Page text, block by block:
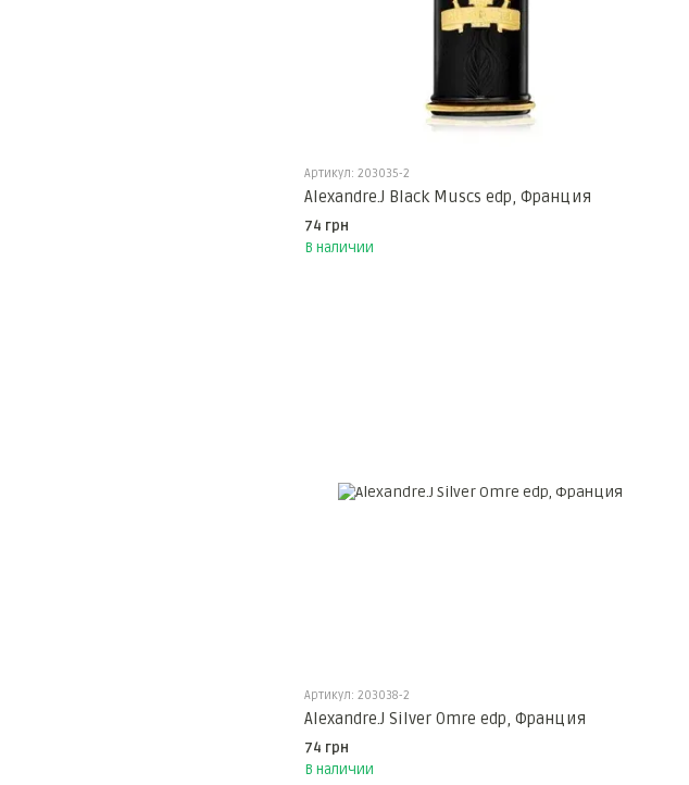
Артикул: 203035-2
Alexandre.J Black Muscs edp, Франция
74 грн
В наличии
Артикул: 203038-2
Alexandre.J Silver Omre edp, Франция
74 грн
В наличии